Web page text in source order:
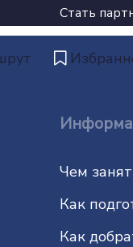
Стать
Чем
Как
Как